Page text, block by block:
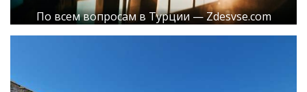
По всем вопросам в Турции — Zdesvse.com